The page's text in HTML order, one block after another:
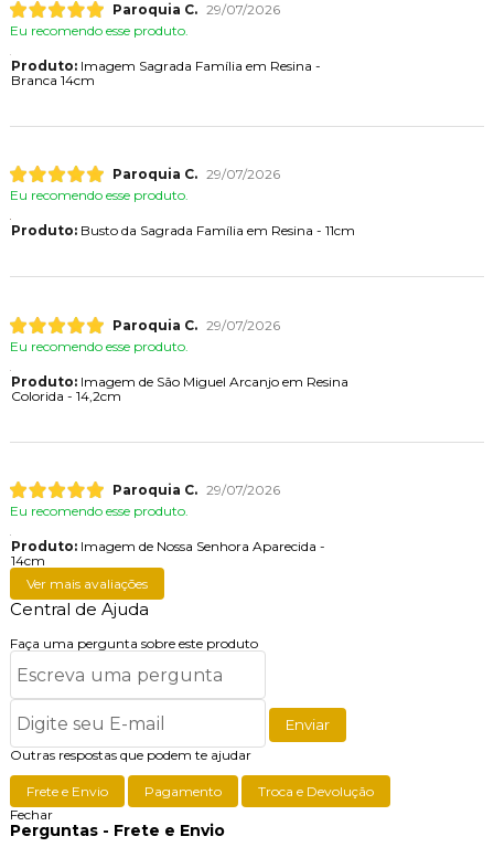
Paroquia C. 29/07/2026
Eu recomendo esse produto.
Produto:Imagem Sagrada Família em Resina -
Branca 14cm
Paroquia C. 29/07/2026
Eu recomendo esse produto.
Produto:Busto da Sagrada Família em Resina - 11cm
Paroquia C. 29/07/2026
Eu recomendo esse produto.
Produto:Imagem de São Miguel Arcanjo em Resina
Colorida - 14,2cm
Paroquia C. 29/07/2026
Eu recomendo esse produto.
Produto:Imagem de Nossa Senhora Aparecida -
14cm
Ver mais avaliações
Central de Ajuda
Faça uma pergunta sobre este produto
Enviar
Outras respostas que podem te ajudar
Frete e Envio Pagamento
Troca e Devolução
Fechar
Perguntas - Frete e Envio